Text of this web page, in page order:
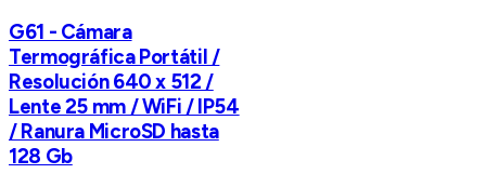
G61 - Cámara
Termográfica Portátil /
Resolución 640 x 512 /
Lente 25 mm / WiFi / IP54
/ Ranura MicroSD hasta
128 Gb